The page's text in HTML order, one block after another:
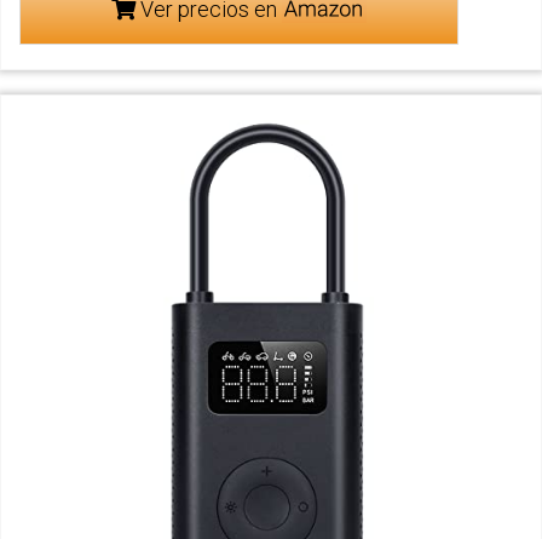
Ver precios en